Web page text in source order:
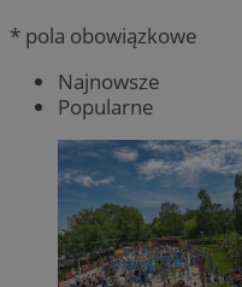
* pola obowiązkowe
Najnowsze
Popularne